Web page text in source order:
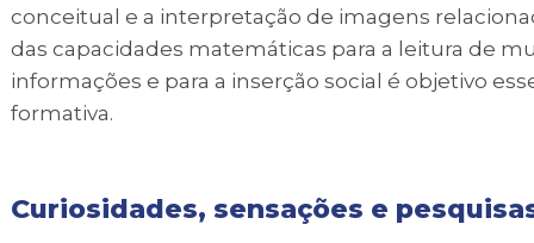
conceitual e a interpretação de imagens
das capacidades matemáticas para a leitura de
informações e para a inserção social é objetivo
formativa.
Curiosidades, sensações e